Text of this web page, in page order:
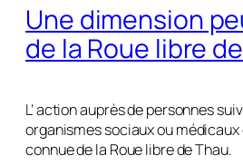
Une dimension
de la Roue libre
L’ action auprès de personnes
organismes sociaux ou
connue de la Roue libre de Thau.